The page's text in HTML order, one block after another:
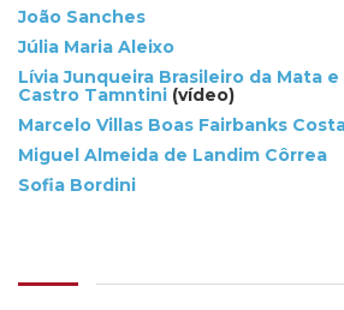
João Sanches
Júlia Maria Aleixo
Lívia Junqueira Brasileiro da Mata
Castro Tamntini (vídeo)
Marcelo Villas Boas Fairbanks
Miguel Almeida de Landim Côrrea
Sofia Bordini